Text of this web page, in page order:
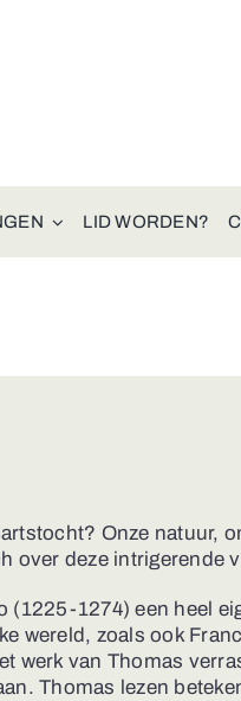
LID WORDEN?
Onze natuur,
over deze intrigerende
1274) een heel
wereld, zoals ook
werk van Thomas
Thomas lezen